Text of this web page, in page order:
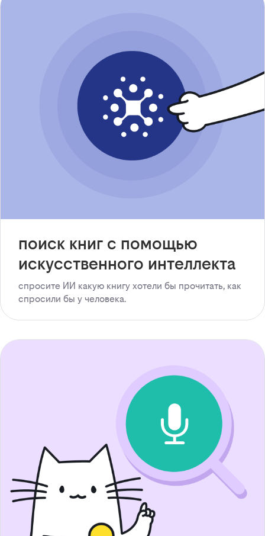
поиск книг с помощью
искусственного интеллекта
спросите ИИ какую книгу хотели бы прочитать, как
спросили бы у человека.